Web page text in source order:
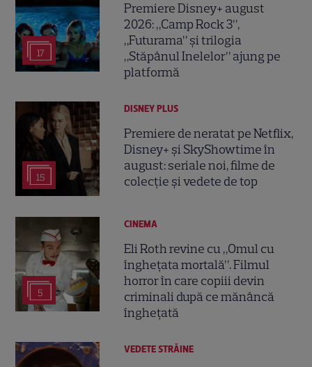
17
Premiere Disney+ august
2026: „Camp Rock 3”,
„Futurama” și trilogia
„Stăpânul Inelelor” ajung pe
platformă
15
DISNEY PLUS
Premiere de neratat pe Netflix,
Disney+ și SkyShowtime în
august: seriale noi, filme de
colecție și vedete de top
5
CINEMA
Eli Roth revine cu „Omul cu
înghețata mortală”. Filmul
horror în care copiii devin
criminali după ce mănâncă
înghețată
VEDETE STRĂINE